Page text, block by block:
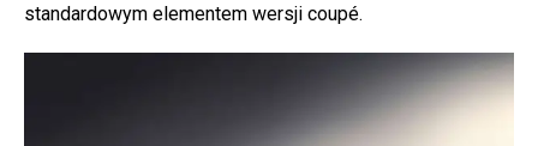
standardowym elementem wersji coupé.